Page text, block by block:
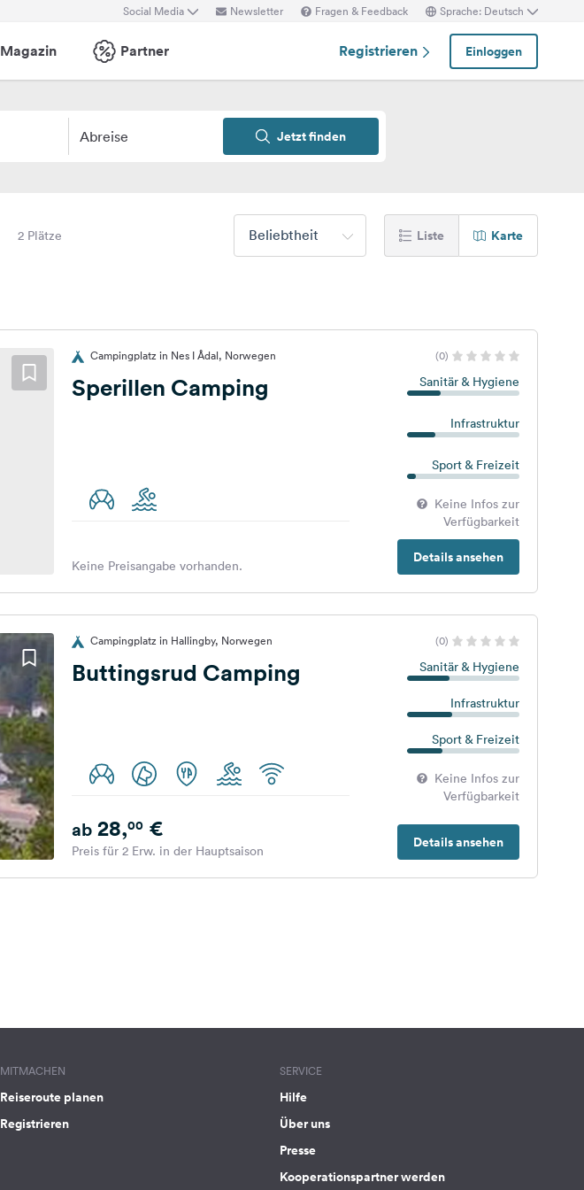
Social Media Newsletter Fragen & Feedback Sprache: Deutsch
Magazin Partner Registrieren Einloggen
Abreise Jetzt finden
2 Plätze Beliebtheit Liste Karte
Campingplatz in Nes I Ådal, Norwegen (0)
Sperillen Camping Sanitär & Hygiene
Infrastruktur
Sport & Freizeit
Keine Infos zur
Verfügbarkeit
Details ansehen
Keine Preisangabe vorhanden.
Campingplatz in Hallingby, Norwegen (0)
Buttingsrud Camping Sanitär & Hygiene
Infrastruktur
Sport & Freizeit
Keine Infos zur
Verfügbarkeit
Details ansehen
ab28,00€
Preis für 2 Erw. in der Hauptsaison
MITMACHEN
Reiseroute planen
Registrieren
SERVICE
Hilfe
Über uns
Presse
Kooperationspartner werden